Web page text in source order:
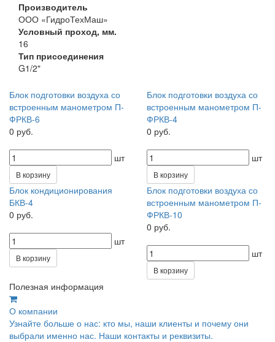
Производитель
ООО «ГидроТехМаш»
Условный проход, мм.
16
Тип присоединения
G1/2"
Блок подготовки воздуха со
встроенным манометром П-
ФРКВ-6
0 руб.
шт
В корзину
Блок подготовки воздуха со
встроенным манометром П-
ФРКВ-4
0 руб.
шт
В корзину
Блок кондиционирования
БКВ-4
0 руб.
шт
В корзину
Блок подготовки воздуха со
встроенным манометром П-
ФРКВ-10
0 руб.
шт
В корзину
Полезная информация
О компании
Узнайте больше о нас: кто мы, наши клиенты и почему они
выбрали именно нас. Наши контакты и реквизиты.